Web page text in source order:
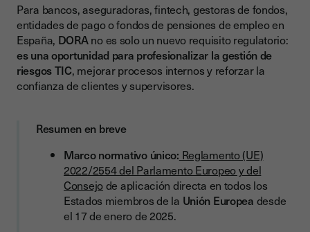
1. Gestión de riesgos relacionados con las TIC
Obligaciones principales
2. Gestión, clasificación y notificación de incidentes TIC
Obligaciones de notificación
4. Gestión de riesgos TIC derivados de tercero
5. Intercambio de información sobre amenazas
Consecuencias del incumplimiento de la DORA
Para bancos, aseguradoras, fintech, gestoras de fondos,
entidades de pago o fondos de pensiones de empleo en
España, DORAno es solo un nuevo requisito regulatorio:
es una oportunidad para profesionalizar la gestión de
riesgos TIC, mejorar procesos internos y reforzar la
confianza de clientes y supervisores.
Resumen en breve
Marco normativo único: Reglamento (UE)
2022/2554 del Parlamento Europeo y del
Consejode aplicación directa en todos los
Estados miembros de la Unión Europea desde
el 17 de enero de 2025.